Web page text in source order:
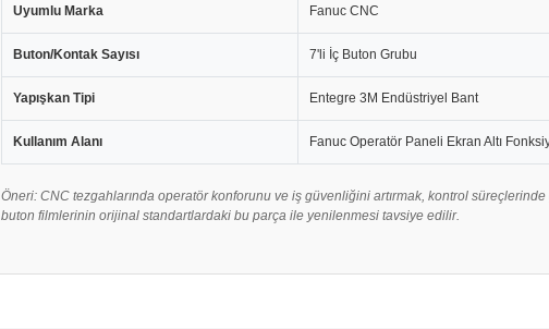
Uyumlu Marka Fanuc CNC
Buton/Kontak Sayısı 7'li İç Buton Grubu
Yapışkan Tipi Entegre 3M Endüstriyel Bant
Kullanım Alanı Fanuc Operatör Paneli Ekran Altı
Öneri: CNC tezgahlarında operatör konforunu ve iş güvenliğini artırmak, kontrol
buton filmlerinin orijinal standartlardaki bu parça ile yenilenmesi tavsiye edilir.